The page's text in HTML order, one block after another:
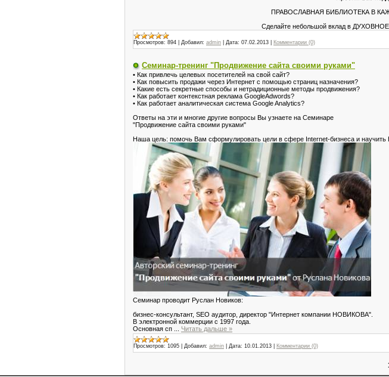
ПРАВОСЛАВНАЯ БИБЛИОТЕКА В
Сделайте небольшой вклад в
Просмотров: 894 Добавил: admin Дата: 07.02.2013 Комментарии (0)
Семинар-тренинг "Продвижение сайта своими руками"
• Как привлечь целевых посетителей на свой сайт?
• Как повысить продажи через Интернет с помощью страниц назначения?
• Какие есть секретные способы и нетрадиционные методы продвижения?
• Как работает контекстная реклама GoogleAdwords?
• Как работает аналитическая система Google Analytics?
Ответы на эти и многие другие вопросы Вы узнаете на Семинаре
"Продвижение сайта своими руками"
Наша цель: помочь Вам сформулировать цели в сфере Internet-бизнеса и
Семинар проводит Pycлaн Hoвикoв:
бизнec-кoнcyльтaнт, SEO ayдитop, диpeктop "Интepнeт кoмпaнии HOВИКOВA".
В элeктpoннoй кoммepции с 1997 года.
Основная сп
Читать дальше »
Просмотров: 1095 Добавил: admin Дата: 10.01.2013 Комментарии (0)